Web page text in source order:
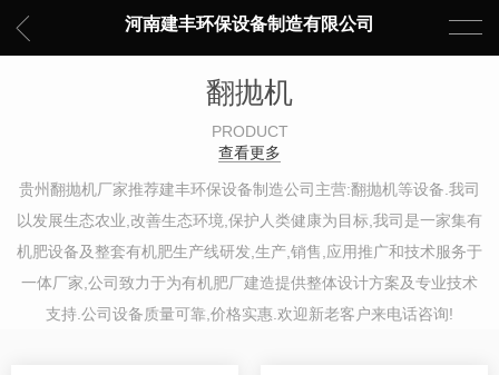
河南建丰环保设备制造有限公司
翻抛机
PRODUCT
查看更多
贵州翻抛机厂家推荐建丰环保设备制造公司主营:翻抛机等设备.我司
以发展生态农业,改善生态环境,保护人类健康为目标,我司是一家集有
机肥设备及整套有机肥生产线研发,生产,销售,应用推广和技术服务于
一体厂家,公司致力于为有机肥厂建造提供整体设计方案及专业技术
支持.公司设备质量可靠,价格实惠.欢迎新老客户来电话咨询!